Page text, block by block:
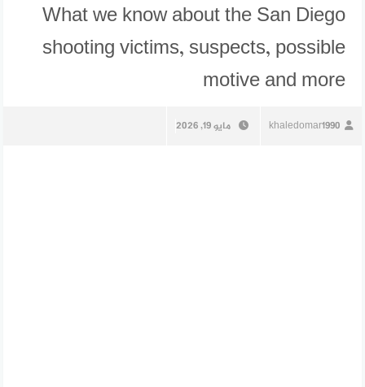
What we know about the San Diego
shooting victims, suspects, possible
motive and more
khaledomar1990 مايو 19, 2026